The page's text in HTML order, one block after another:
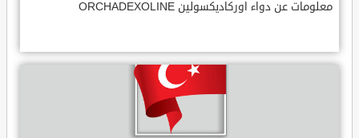
معلومات عن دواء اوركاديكسولين ORCHADEXOLINE